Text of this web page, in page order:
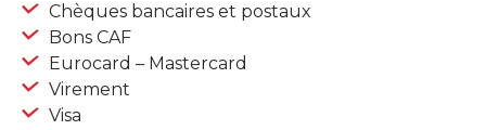
Chèques bancaires et postaux
Bons CAF
Eurocard – Mastercard
Virement
Visa